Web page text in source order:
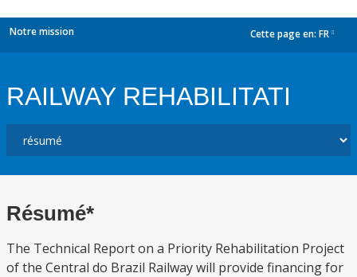
Notre mission Cette page en: FR
RAILWAY REHABILITATI
Résumé*
The Technical Report on a Priority Rehabilitation Project
of the Central do Brazil Railway will provide financing for